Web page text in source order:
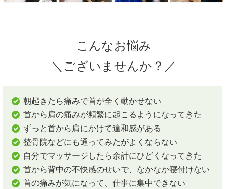
こんなお悩み
＼ございませんか？／
朝起きたら痛みで首が全く動かせない
首から肩の痛みが頻繁に起こるようになってきた
ずっと首から肩にかけて違和感がある
整骨院などにも通ってみたがよくならない
自分でマッサージしたら余計にひどくなってきた
首から背中の不快感のせいで、なかなか寝付けない
首の痛みが気になって、仕事に集中できない